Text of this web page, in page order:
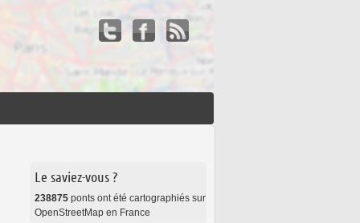
Le saviez-vous ?
238875 ponts ont été cartographiés sur
OpenStreetMap en France